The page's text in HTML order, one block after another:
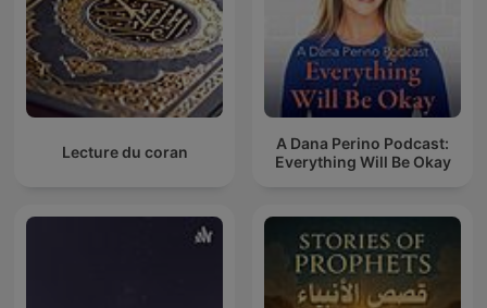
Lecture du coran
A Dana Perino Podcast:
Everything Will Be Okay